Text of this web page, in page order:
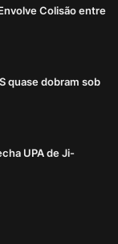
Colisão entre
quase dobram sob
UPA de Ji-